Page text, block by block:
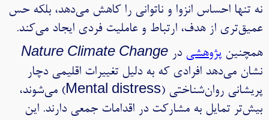
نه تنها احساس انزوا و ناتوانی را کاهش می‌دهد، بلکه حس
عمیق‌تری از هدف، ارتباط و عاملیت فردی ایجاد می‌کند.
همچنینپژوهشی درNature Climate Change
نشان می‌دهد افرادی که به دلیل تغییرات اقلیمی دچار
پریشانی روان‌شناختی (Mental distress) می‌شوند،
بیش‌تر تمایل به مشارکت در اقدامات جمعی دارند. این